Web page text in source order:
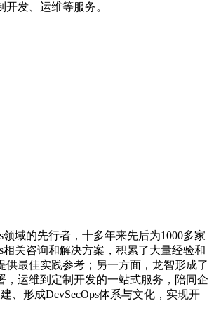
发、运维等服务。
领域的先行者，十多年来先后为1000多家
相关咨询和解决方案，积累了大量经验和
供最佳实践参考；另一方面，龙智形成了
，运维到定制开发的一站式服务，陪同企
、形成DevSecOps体系与文化，实现开